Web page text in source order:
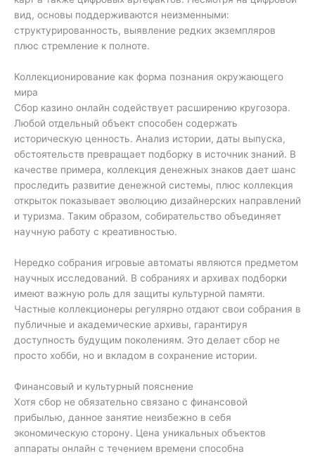
вид, основы поддерживаются неизменными:
структурированность, выявление редких экземпляров
плюс стремление к полноте.
Коллекционирование как форма познания окружающего
мира
Сбор казино онлайн содействует расширению кругозора.
Любой отдельный объект способен содержать
историческую ценность. Анализ истории, даты выпуска,
обстоятельств превращает подборку в источник знаний. В
качестве примера, коллекция денежных знаков дает шанс
проследить развитие денежной системы, плюс коллекция
открыток показывает эволюцию дизайнерских направлений
и туризма. Таким образом, собирательство объединяет
научную работу с креативностью.
Нередко собрания игровые автоматы являются предметом
научных исследований. В собраниях и архивах подборки
имеют важную роль для защиты культурной памяти.
Частные коллекционеры регулярно отдают свои собрания в
публичные и академические архивы, гарантируя
доступность будущим поколениям. Это делает сбор не
просто хобби, но и вкладом в сохранение истории.
Финансовый и культурный пояснение
Хотя сбор не обязательно связано с финансовой
прибылью, данное занятие неизбежно в себя
экономическую сторону. Цена уникальных объектов
аппараты онлайн с течением времени способна